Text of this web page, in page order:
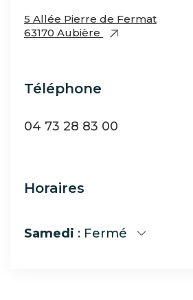
5 Allée Pierre de Fermat
63170 Aubière
Téléphone
04 73 28 83 00
Horaires
Samedi : Fermé